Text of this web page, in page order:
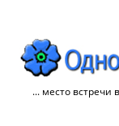
... место встречи